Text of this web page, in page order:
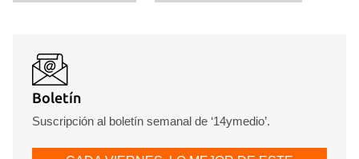
Boletín
Suscripción al boletín semanal de ‘14ymedio’.